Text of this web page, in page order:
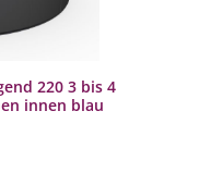
220 3 bis 4
innen blau